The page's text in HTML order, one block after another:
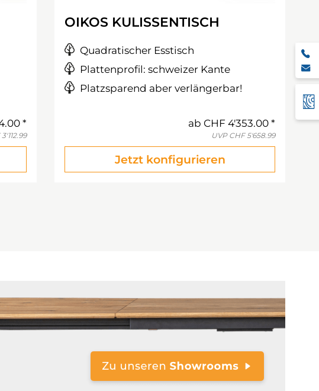
OIKOS KULISSENTISCH
Quadratischer Esstisch
Plattenprofil: schweizer Kante
Platzsparend aber verlängerbar!
ab CHF 4'353.00
UVP CHF 5'658.99
Jetzt konfigurieren